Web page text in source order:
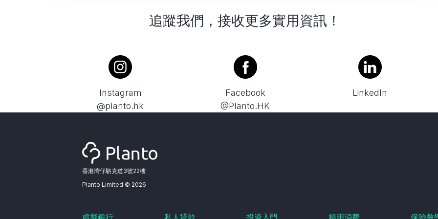
追蹤我們，接收更多實用資訊！
Instagram
@planto.hk
Facebook
@Planto.HK
LinkedIn
香港灣仔駱克道3號22樓
Planto Limited © 2026